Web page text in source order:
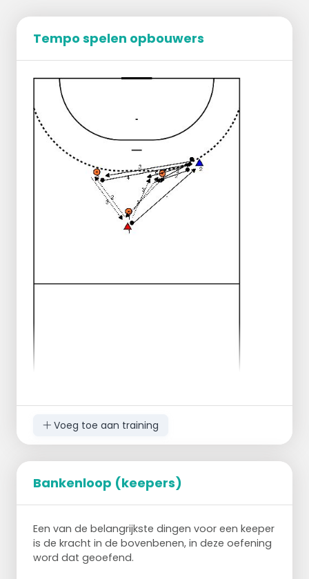
Tempo spelen opbouwers
Speler 2 speelt bal naar speler 1 en loopt
2 krijgt daar de bal weer aangespeeld
van speler 1
Speelt bal weer terug naar speler 1 en
Voeg toe aan training
Bankenloop (keepers)
Een van de belangrijkste dingen voor een keeper
is de kracht in de bovenbenen, in deze oefening
word dat geoefend.